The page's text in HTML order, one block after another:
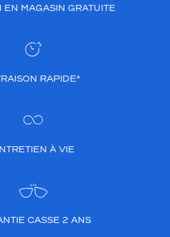
EN MAGASIN GRATUITE
RAPIDE*
À VIE
CASSE 2 ANS